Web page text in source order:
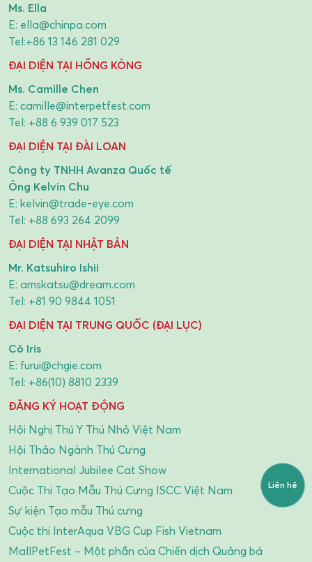
Ms. Ella
E: ella@chinpa.com
Tel:+86 13 146 281 029
ĐẠI DIỆN TẠI HỒNG KÔNG
Ms. Camille Chen
E: camille@interpetfest.com
Tel: +88 6 939 017 523
ĐẠI DIỆN TẠI ĐÀI LOAN
Công ty TNHH Avanza Quốc tế
Ông Kelvin Chu
E: kelvin@trade-eye.com
Tel: +88 693 264 2099
ĐẠI DIỆN TẠI NHẬT BẢN
Mr. Katsuhiro Ishii
E: amskatsu@dream.com
Tel: +81 90 9844 1051
ĐẠI DIỆN TẠI TRUNG QUỐC (ĐẠI LỤC)
Cô Iris
E: furui@chgie.com
Tel: +86(10) 8810 2339
ĐĂNG KÝ HOẠT ĐỘNG
Hội Nghị Thú Y Thú Nhỏ Việt Nam
Hội Thảo Ngành Thú Cưng
International Jubilee Cat Show
Cuộc Thi Tạo Mẫu Thú Cưng ISCC Việt Nam
Sự kiện Tạo mẫu Thú cưng
Cuộc thi InterAqua VBG Cup Fish Vietnam
MallPetFest – Một phần của Chiến dịch Quảng bá
Liên hệ